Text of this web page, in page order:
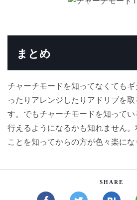
まとめ
チャーチモードを知ってなくても
ったりアレンジしたりアドリブを
す。でもチャーチモードを知って
行えるようになるかも知れません
ことを知ってからの方が色々楽にな
SHARE